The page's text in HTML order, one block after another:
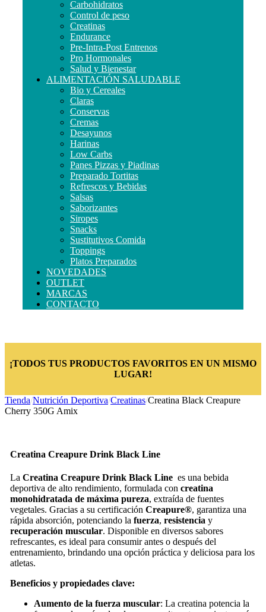
Carbohidratos
Control de peso
Creatinas
Endurance
Pre-Intra-Post Entrenos
Pro Hormonales
Salud y Bienestar
ALIMENTACIÓN SALUDABLE
Bio y Cereales
Claras
Conservas
Cremas
Desayunos
Harinas
Low Carbs
Panes Pizzas y Piadinas
Preparado Tortitas
Refrescos y Bebidas
Salsas
Saborizantes
Siropes
Snacks
Sustitutivos Comida
Toppings
Platos Preparados
NOVEDADES
OUTLET
MARCAS
CONTACTO
¡TODOS TUS PRODUCTOS FAVORITOS EN UN MISMO
LUGAR!
Tienda/Nutrición Deportiva/Creatinas/Creatina Black Creapure
Cherry 350G Amix
Creatina Creapure Drink Black Line
La Creatina Creapure Drink Black Linees una bebida
deportiva de alto rendimiento, formulada con creatina
monohidratada de máxima pureza, extraída de fuentes
vegetales. Gracias a su certificación Creapure®, garantiza una
rápida absorción, potenciando la fuerza, resistencia y
recuperación muscular. Disponible en diversos sabores
refrescantes, es ideal para consumir antes o después del
entrenamiento, brindando una opción práctica y deliciosa para los
atletas.
Beneficios y propiedades clave:
Aumento de la fuerza muscular: La creatina potencia la